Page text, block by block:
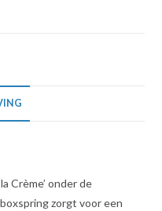
Crème’ onder de
zorgt voor een